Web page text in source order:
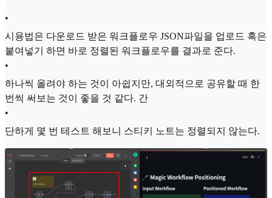
•
시용법은 다운로드 받은 워크플로우 JSON파일을 업로드 혹은
붙여넣기 하면 바로 정렬된 워크플로우를 결과로 준다.
•
하나씩 올려야 하는 것이 아쉽지만, 대외적으로 공유할 때 한
번씩 써보는 것이 좋을 것 같다. 간
•
단하게 몇 번 테스트 해보니 스티키 노트는 정렬되지 않는다.